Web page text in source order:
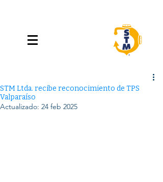
STM Ltda. recibe reconocimiento de TPS
Valparaíso
Actualizado: 24 feb 2025